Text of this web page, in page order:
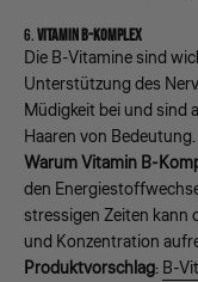
6.VITAMIN B-KOMPLEX
Die B-Vitamine sind
Unterstützung des
Müdigkeit bei und sind
Haaren von Bedeutung.
Warum Vitamin B-
den
stressigen Zeiten kann
und Konzentration
Produktvorschlag: B-